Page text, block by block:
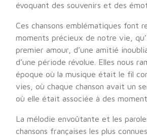
évoquant des souvenirs et des
Ces chansons emblématiques font
moments précieux de notre vie,
premier amour, d’une amitié
d’une période révolue. Elles nous
époque où la musique était le fil
vies, où chaque chanson avait un
où elle était associée à des
La mélodie envoûtante et les
chansons françaises les plus